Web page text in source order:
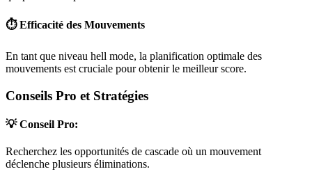
⏱️ Efficacité des Mouvements
En tant que niveau hell mode, la planification optimale des
mouvements est cruciale pour obtenir le meilleur score.
Conseils Pro et Stratégies
💡 Conseil Pro:
Recherchez les opportunités de cascade où un mouvement
déclenche plusieurs éliminations.